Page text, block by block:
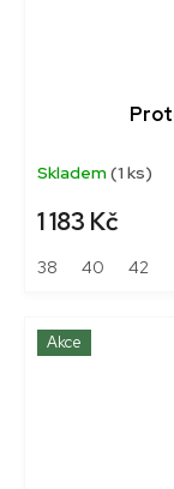
Skladem(1 ks)
1 183 Kč
38 40 42
Akce